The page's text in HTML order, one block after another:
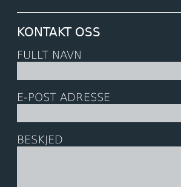
KONTAKT OSS
FULLT NAVN
E-POST ADRESSE
BESKJED